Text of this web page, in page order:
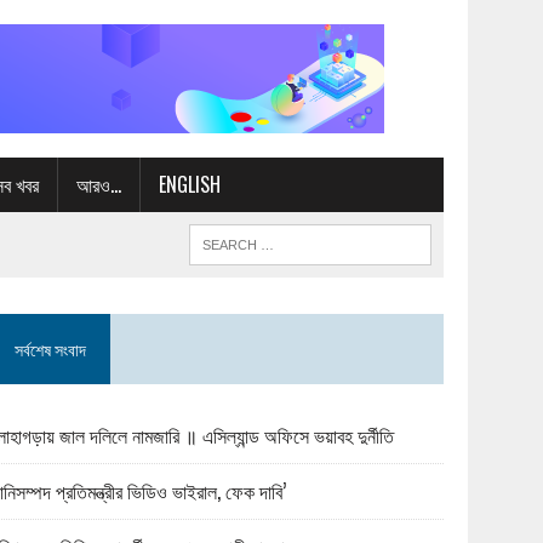
খবর আরও… ENGLISH
সর্বশেষ সংবাদ
জাল দলিলে নামজারি ॥ এসিল্যান্ড অফিসে ভয়াবহ দুর্নীতি
প্রতিমন্ত্রীর ভিডিও ভাইরাল, ফেক দাবি’